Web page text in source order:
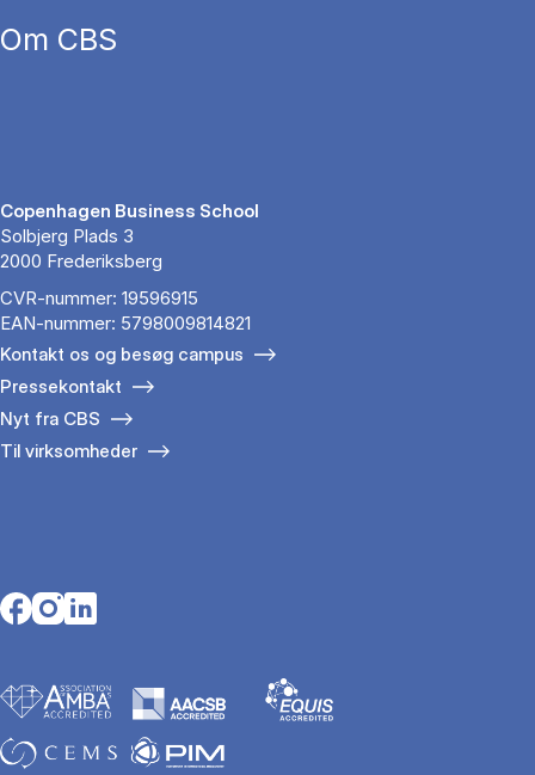
Om CBS
Copenhagen Business School
Solbjerg Plads 3
2000 Frederiksberg
CVR-nummer: 19596915
EAN-nummer: 5798009814821
Kontakt os og besøg campus
Pressekontakt
Nyt fra CBS
Til virksomheder
Opens in a new tab
Opens in a new tab
Opens in a new tab